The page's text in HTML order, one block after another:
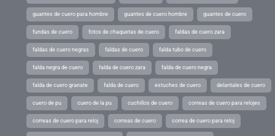
guantes de cuero para hombre guantes de cuero hombre guantes de cuero
fundas de cuero fotos de chaquetas de cuero faldas de cuero zara
faldas de cuero negras faldas de cuero falda tubo de cuero
falda negra de cuero falda de cuero zara falda de cuero negra
falda de cuero granate falda de cuero estuches de cuero delantales de cuero
cuero de pu cuero de la pu cuchillos de cuero correas de cuero para relojes
correas de cuero para reloj correas de cuero correa de cuero para reloj